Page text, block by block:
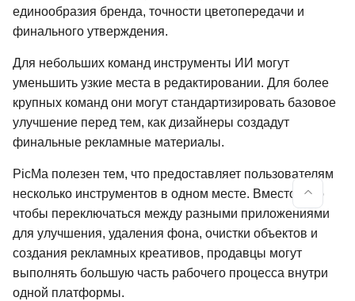
единообразия бренда, точности цветопередачи и
финального утверждения.
Для небольших команд инструменты ИИ могут
уменьшить узкие места в редактировании. Для более
крупных команд они могут стандартизировать базовое
улучшение перед тем, как дизайнеры создадут
финальные рекламные материалы.
PicMa полезен тем, что предоставляет пользователям
несколько инструментов в одном месте. Вместо того
чтобы переключаться между разными приложениями
для улучшения, удаления фона, очистки объектов и
создания рекламных креативов, продавцы могут
выполнять большую часть рабочего процесса внутри
одной платформы.